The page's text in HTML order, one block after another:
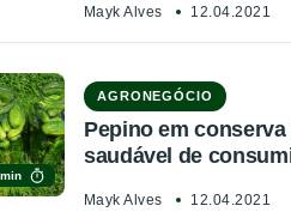
Mayk Alves 12.04.2021
AGRONEGÓCIO
Pepino em
saudável de
Mayk Alves 12.04.2021